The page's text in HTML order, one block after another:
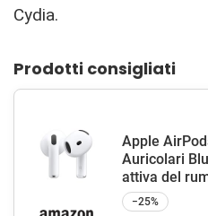
Cydia.
Prodotti consigliati
Apple
Auricolari
attiva del
−25%